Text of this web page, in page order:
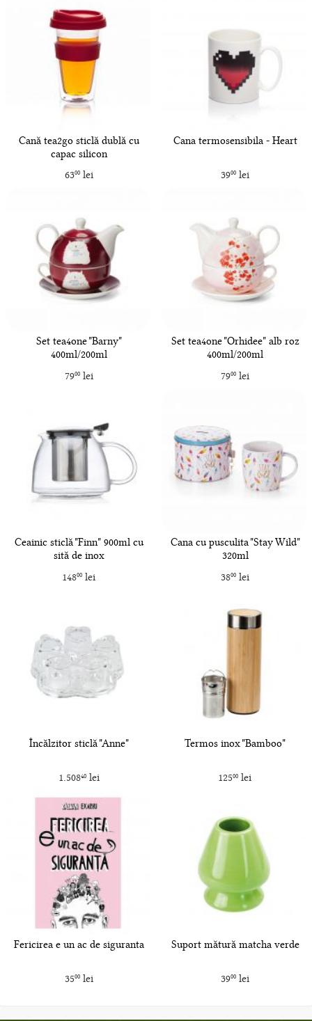
Cană tea2go sticlă dublă cu
capac silicon
6300lei
Cana termosensibila - Heart
3900lei
Set tea4one "Barny"
400ml/200ml
7900lei
Set tea4one "Orhidee" alb roz
400ml/200ml
7900lei
Ceainic sticlă "Finn" 900ml cu
sită de inox
14800 lei
Cana cu pusculita "Stay Wild"
320ml
3800lei
Încălzitor sticlă "Anne"
1.50840lei
Termos inox "Bamboo"
12500 lei
Fericirea e un ac de siguranta
3500lei
Suport mătură matcha verde
3900lei